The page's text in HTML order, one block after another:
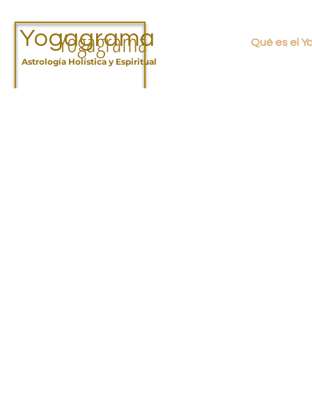
Yogagrama
Astrología Holística y Espiritual
Qué es el
Yogagrama